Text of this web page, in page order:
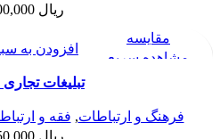
ریال 1,200,000
مقایسه
مشاهده سریع
افزودن به علاقه مندی
افزودن به
تبلیغات
فرهنگ و ارتباطات, فقه و
ریال 3,350,000